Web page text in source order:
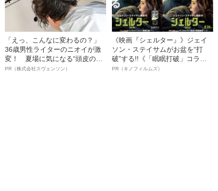
「えっ、こんなに変わるの？」
36歳男性ライターのニオイが激
変！ 夏場に気になる“頭皮のニ
オイ”や“ベタつき”を解消す
PR（株式会社スヴェンソン）
《映画『シェルター』》ジェイ
ソン・ステイサムがお盆を“打
破”する!!《「眠眠打破」コラ
ボ》
PR（キノフィルムズ）